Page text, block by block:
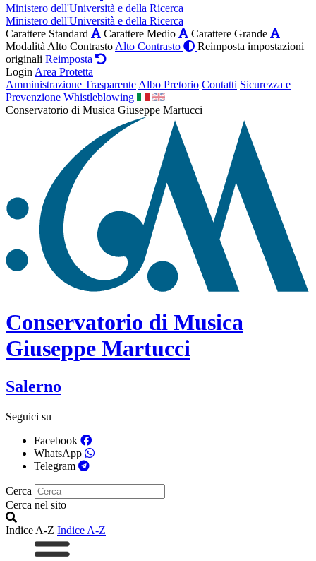
Ministero dell'Università e della Ricerca
Ministero dell'Università e della Ricerca
Carattere Standard
Carattere Medio
Carattere Grande
Modalità Alto Contrasto Alto Contrasto
Reimposta impostazioni
originali Reimposta
Login Area Protetta
Amministrazione Trasparente Albo Pretorio Contatti Sicurezza e
Prevenzione Whistleblowing
Conservatorio di Musica Giuseppe Martucci
Conservatorio di Musica
Giuseppe Martucci
Salerno
Seguici su
Facebook
WhatsApp
Telegram
Cerca
Cerca nel sito
Indice A-Z Indice A-Z